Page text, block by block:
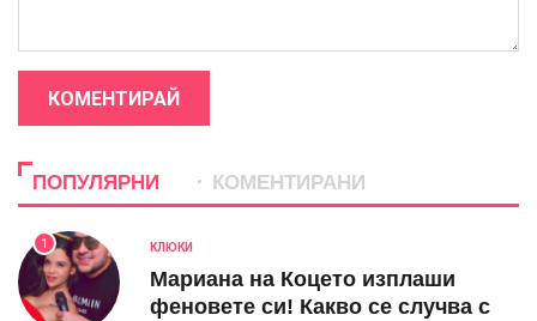
КОМЕНТИРАЙ
ПОПУЛЯРНИ КОМЕНТИРАНИ
1 КЛЮКИ
Мариана на Коцето изплаши
феновете си! Какво се случва с